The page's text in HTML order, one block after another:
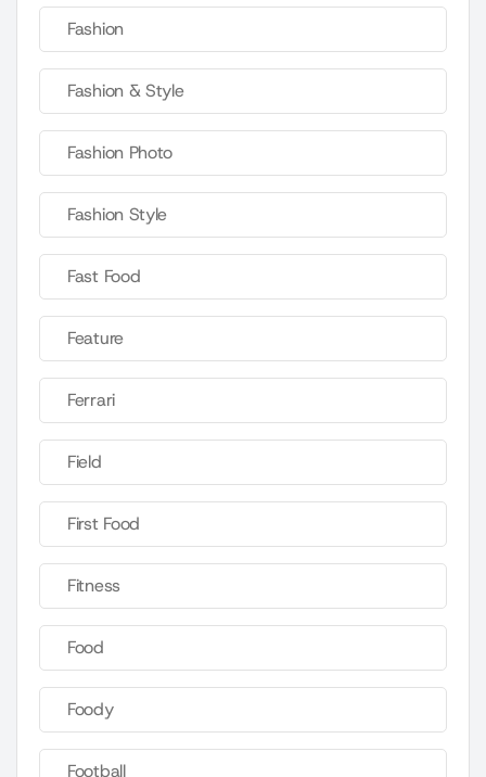
Fashion
Fashion & Style
Fashion Photo
Fashion Style
Fast Food
Feature
Ferrari
Field
First Food
Fitness
Food
Foody
Football